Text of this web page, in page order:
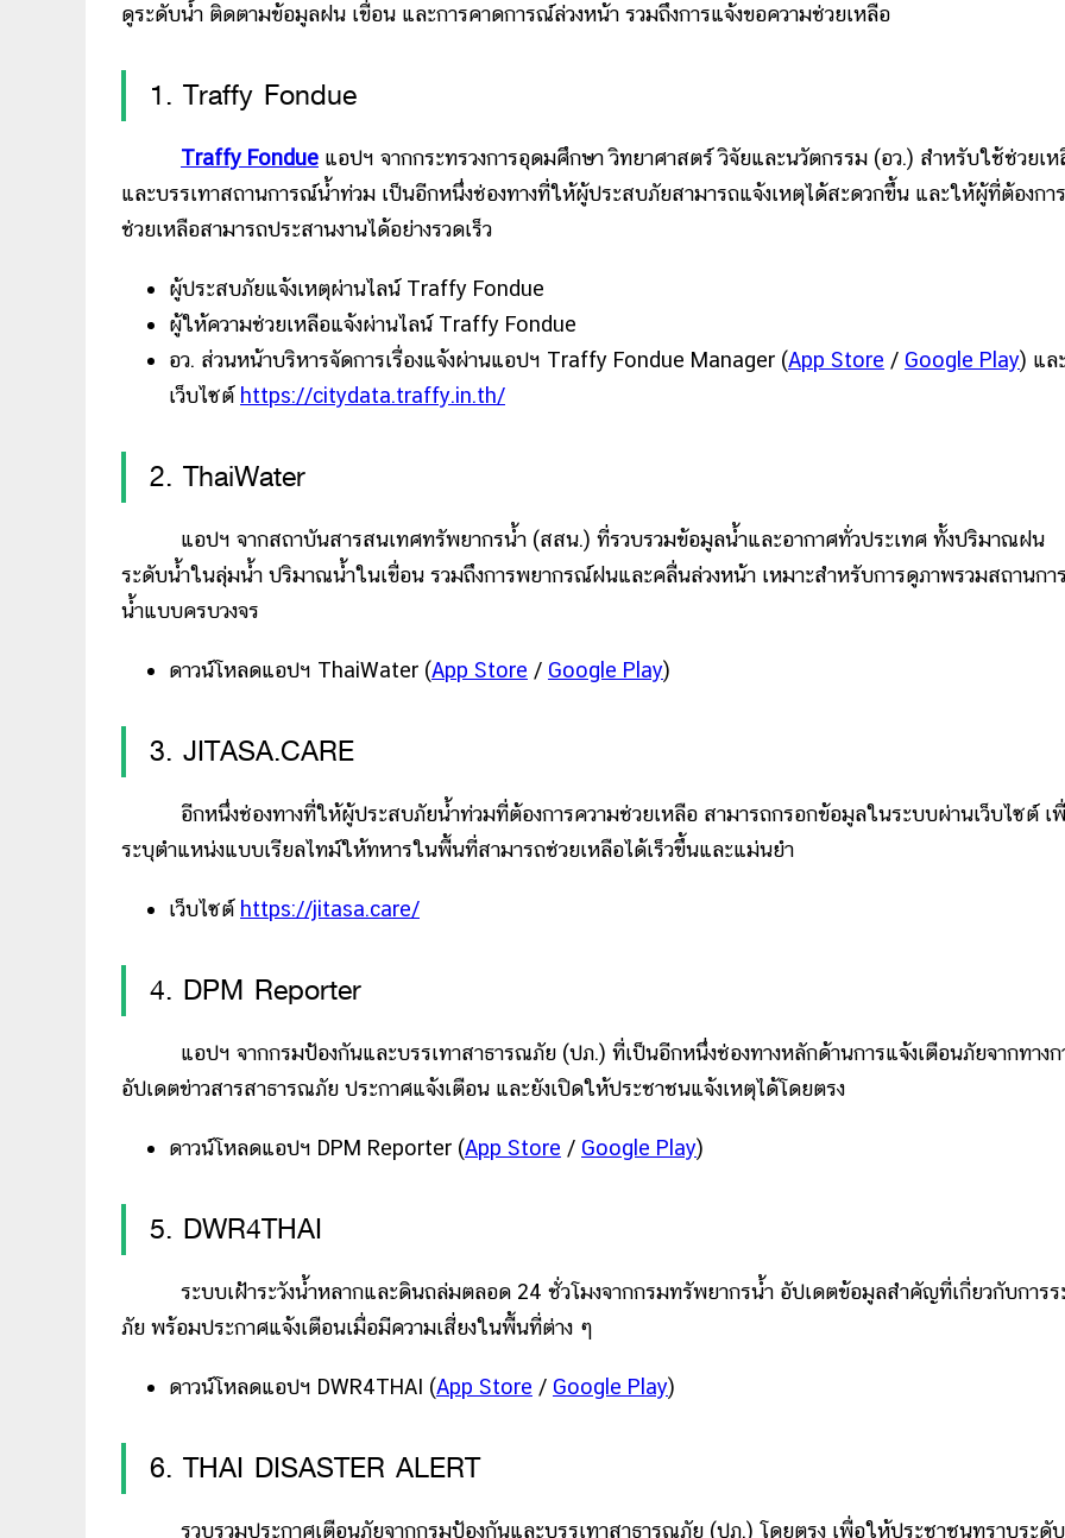
ดูระดับน้ำ ติดตามข้อมูลฝน เขื่อน และการคาดการณ์ล่วงหน้า รวมถึงการแจ้งขอความช่วยเหลือ
1. Traffy Fondue
Traffy Fondue แอปฯ จากกระทรวงการอุดมศึกษา วิทยาศาสตร์ วิจัยและนวัตกรรม (อว.) สำหรับใช้ช่วยเห
และบรรเทาสถานการณ์น้ำท่วม เป็นอีกหนึ่งช่องทางที่ให้ผู้ประสบภัยสามารถแจ้งเหตุได้สะดวกขึ้น และให้ผู้ที่ต้องการ
ช่วยเหลือสามารถประสานงานได้อย่างรวดเร็ว
ผู้ประสบภัยแจ้งเหตุผ่านไลน์ Traffy Fondue
ผู้ให้ความช่วยเหลือแจ้งผ่านไลน์ Traffy Fondue
อว. ส่วนหน้าบริหารจัดการเรื่องแจ้งผ่านแอปฯ Traffy Fondue Manager (App Store / Google Play) แล
เว็บไซต์ https://citydata.traffy.in.th/
2. ThaiWater
แอปฯ จากสถาบันสารสนเทศทรัพยากรน้ำ (สสน.) ที่รวบรวมข้อมูลน้ำและอากาศทั่วประเทศ ทั้งปริมาณฝน
ระดับน้ำในลุ่มน้ำ ปริมาณน้ำในเขื่อน รวมถึงการพยากรณ์ฝนและคลื่นล่วงหน้า เหมาะสำหรับการดูภาพรวมสถานก
น้ำแบบครบวงจร
ดาวน์โหลดแอปฯ ThaiWater (App Store / Google Play)
3. JITASA.CARE
อีกหนึ่งช่องทางที่ให้ผู้ประสบภัยน้ำท่วมที่ต้องการความช่วยเหลือ สามารถกรอกข้อมูลในระบบผ่านเว็บไซต์ เ
ระบุตำแหน่งแบบเรียลไทม์ให้ทหารในพื้นที่สามารถช่วยเหลือได้เร็วขึ้นและแม่นยำ
เว็บไซต์ https://jitasa.care/
4. DPM Reporter
แอปฯ จากกรมป้องกันและบรรเทาสาธารณภัย (ปภ.) ที่เป็นอีกหนึ่งช่องทางหลักด้านการแจ้งเตือนภัยจากทางก
อัปเดตข่าวสารสาธารณภัย ประกาศแจ้งเตือน และยังเปิดให้ประชาชนแจ้งเหตุได้โดยตรง
ดาวน์โหลดแอปฯ DPM Reporter (App Store / Google Play)
5. DWR4THAI
ระบบเฝ้าระวังน้ำหลากและดินถล่มตลอด 24 ชั่วโมงจากกรมทรัพยากรน้ำ อัปเดตข้อมูลสำคัญที่เกี่ยวกับการร
ภัย พร้อมประกาศแจ้งเตือนเมื่อมีความเสี่ยงในพื้นที่ต่าง ๆ
ดาวน์โหลดแอปฯ DWR4THAI (App Store / Google Play)
6. THAI DISASTER ALERT
รวบรวมประกาศเตือนภัยจากกรมป้องกันและบรรเทาสาธารณภัย (ปภ.) โดยตรง เพื่อให้ประชาชนทราบระดับ